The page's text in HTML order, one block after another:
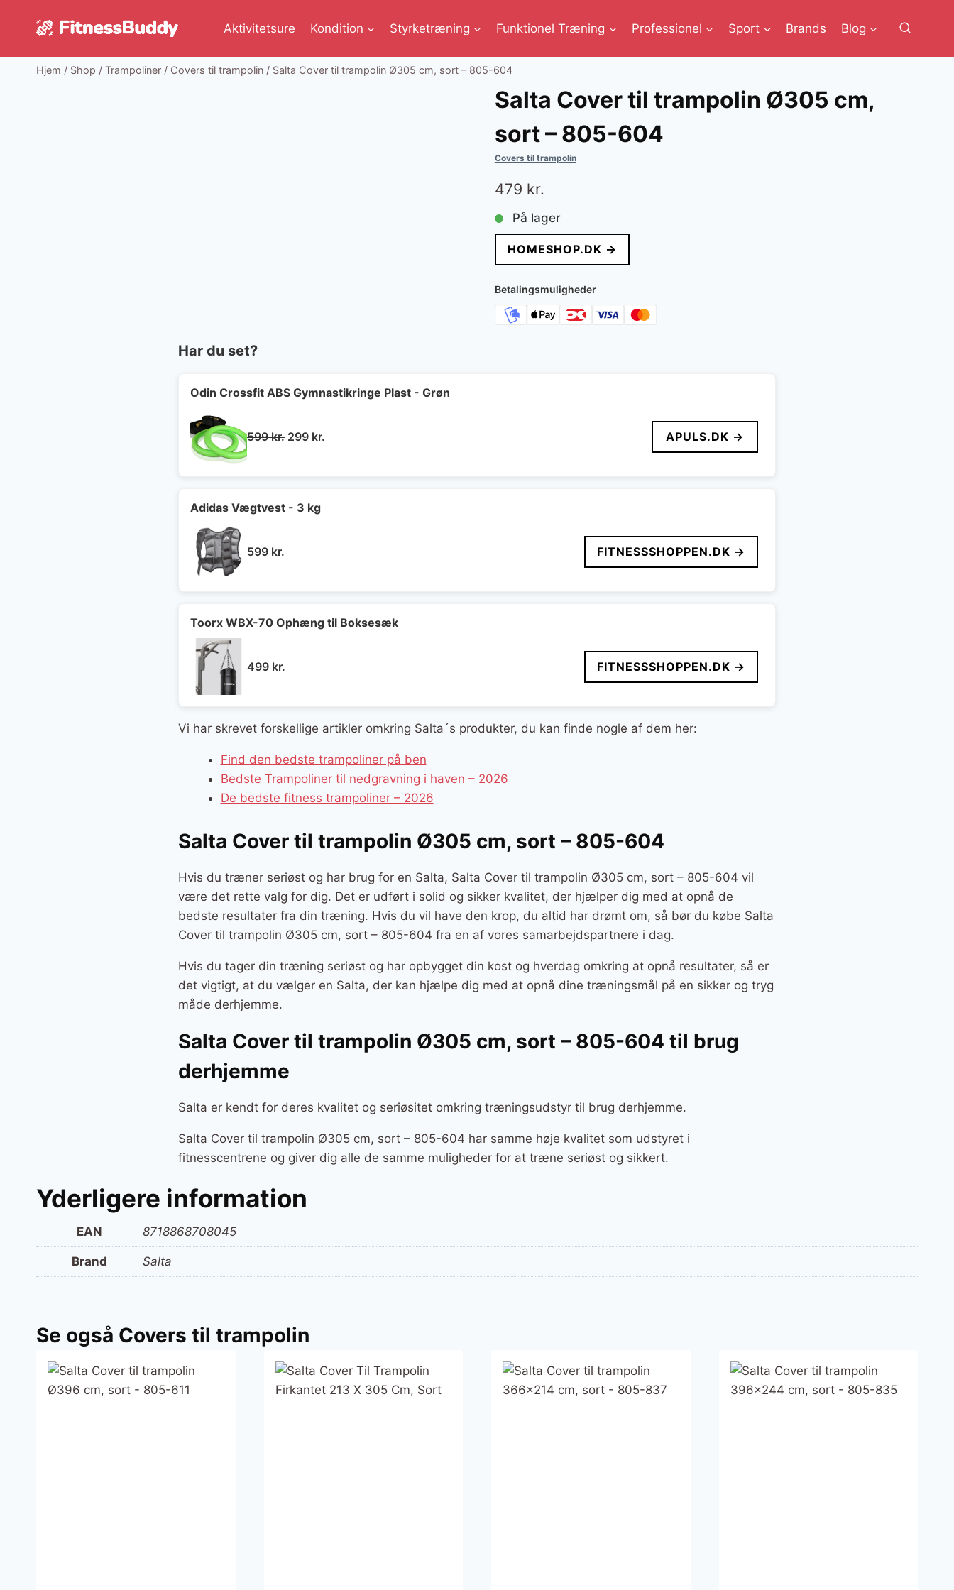
Aktivitetsure Kondition Styrketræning Funktionel Træning Professionel Sport Brands Blog
Hjem / Shop / Trampoliner / Covers til trampolin / Salta Cover til trampolin Ø305 cm, sort – 805-604
Salta Cover til trampolin Ø305 cm,
sort – 805-604
Covers til trampolin
479 kr.
På lager
HOMESHOP.DK →
Betalingsmuligheder
Har du set?
Odin Crossfit ABS Gymnastikringe Plast - Grøn
599kr. Den
599 kr..
299 kr. APULS.DK →
Adidas Vægtvest - 3 kg
599 kr. FITNESSSHOPPEN.DK →
Toorx WBX-70 Ophæng til Boksesæk
499 kr. FITNESSSHOPPEN.DK →
Vi har skrevet forskellige artikler omkring Salta´s produkter, du kan finde nogle af dem her:
Find den bedste trampoliner på ben
Bedste Trampoliner til nedgravning i haven – 2026
De bedste fitness trampoliner – 2026
Salta Cover til trampolin Ø305 cm, sort – 805-604
Hvis du træner seriøst og har brug for en Salta, Salta Cover til trampolin Ø305 cm, sort – 805-604 vil
være det rette valg for dig. Det er udført i solid og sikker kvalitet, der hjælper dig med at opnå de
bedste resultater fra din træning. Hvis du vil have den krop, du altid har drømt om, så bør du købe Salta
Cover til trampolin Ø305 cm, sort – 805-604 fra en af vores samarbejdspartnere i dag.
Hvis du tager din træning seriøst og har opbygget din kost og hverdag omkring at opnå resultater, så er
det vigtigt, at du vælger en Salta, der kan hjælpe dig med at opnå dine træningsmål på en sikker og tryg
måde derhjemme.
Salta Cover til trampolin Ø305 cm, sort – 805-604 til brug
derhjemme
Salta er kendt for deres kvalitet og seriøsitet omkring træningsudstyr til brug derhjemme.
Salta Cover til trampolin Ø305 cm, sort – 805-604 har samme høje kvalitet som udstyret i
fitnesscentrene og giver dig alle de samme muligheder for at træne seriøst og sikkert.
Yderligere information
EAN 8718868708045
Brand Salta
Se også Covers til trampolin